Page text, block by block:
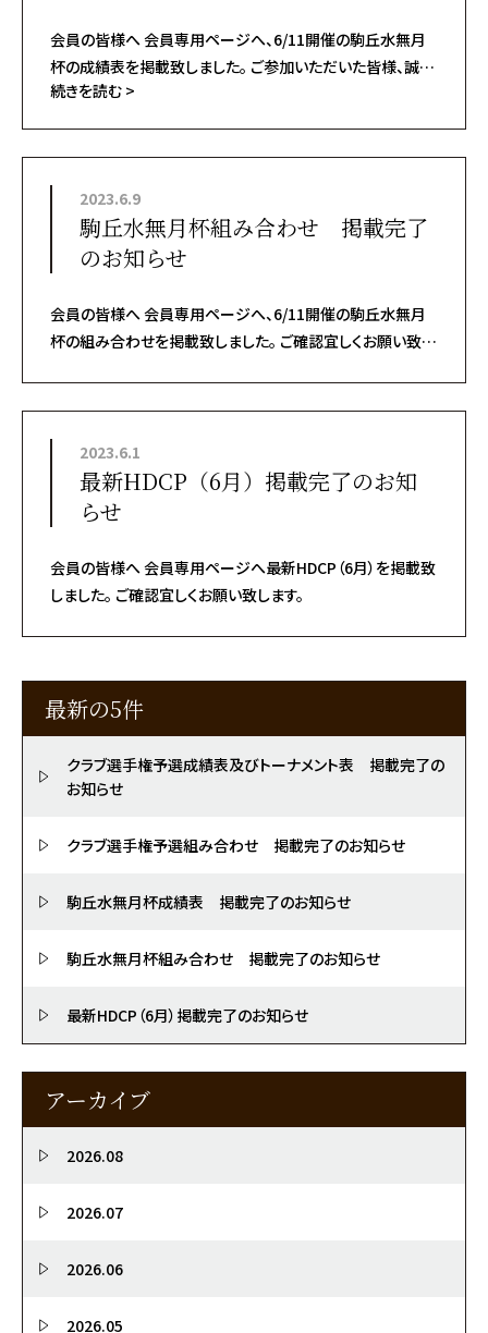
会員の皆様へ 会員専用ページへ、6/11開催の駒丘水無月
杯の成績表を掲載致しました。 ご参加いただいた皆様、誠に
ありがとうございました。 ご確認宜しくお願い致し...
続きを読む >
2023.6.9
駒丘水無月杯組み合わせ 掲載完了
のお知らせ
会員の皆様へ 会員専用ページへ、6/11開催の駒丘水無月
杯の組み合わせを掲載致しました。 ご確認宜しくお願い致し
2023.6.1
最新HDCP（6月）掲載完了のお知
らせ
会員の皆様へ 会員専用ページへ最新HDCP（6月）を掲載致
しました。 ご確認宜しくお願い致します。
最新の5件
クラブ選手権予選成績表及びトーナメント表 掲載完了の
お知らせ
クラブ選手権予選組み合わせ 掲載完了のお知らせ
駒丘水無月杯成績表 掲載完了のお知らせ
駒丘水無月杯組み合わせ 掲載完了のお知らせ
最新HDCP（6月）掲載完了のお知らせ
アーカイブ
2026.08
2026.07
2026.06
2026.05